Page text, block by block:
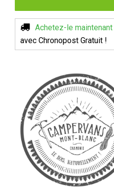
Achetez-le maintenant
avec Chronopost Gratuit !